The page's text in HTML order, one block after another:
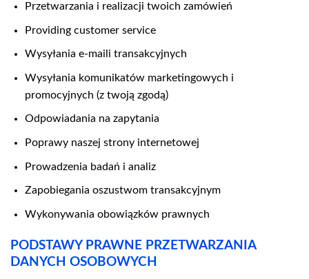
Przetwarzania i realizacji twoich zamówień
Providing customer service
Wysyłania e-maili transakcyjnych
Wysyłania komunikatów marketingowych i
promocyjnych (z twoją zgodą)
Odpowiadania na zapytania
Poprawy naszej strony internetowej
Prowadzenia badań i analiz
Zapobiegania oszustwom transakcyjnym
Wykonywania obowiązków prawnych
PODSTAWY PRAWNE PRZETWARZANIA
DANYCH OSOBOWYCH